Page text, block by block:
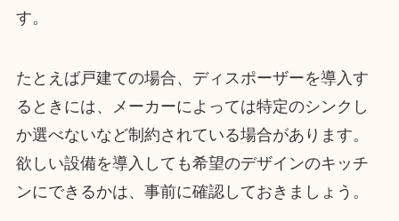
す。
たとえば戸建ての場合、ディスポーザーを導入す
るときには、メーカーによっては特定のシンクし
か選べないなど制約されている場合があります。
欲しい設備を導入しても希望のデザインのキッチ
ンにできるかは、事前に確認しておきましょう。